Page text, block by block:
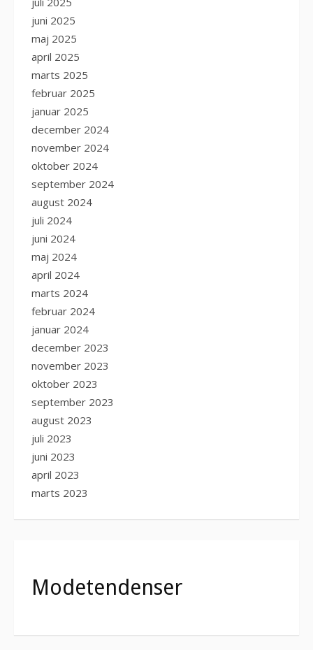
juni 2025
maj 2025
april 2025
marts 2025
februar 2025
januar 2025
december 2024
november 2024
oktober 2024
september 2024
august 2024
juli 2024
juni 2024
maj 2024
april 2024
marts 2024
februar 2024
januar 2024
december 2023
november 2023
oktober 2023
september 2023
august 2023
juli 2023
juni 2023
april 2023
marts 2023
Modetendenser